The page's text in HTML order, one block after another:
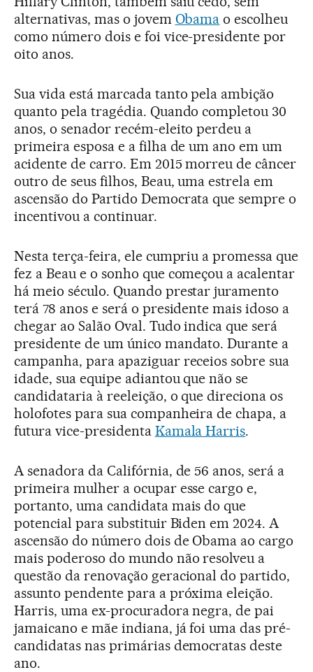
alternativas, mas o jovem Obama o escolheu
como número dois e foi vice-presidente por
oito anos.
Sua vida está marcada tanto pela ambição
quanto pela tragédia. Quando completou 30
anos, o senador recém-eleito perdeu a
primeira esposa e a filha de um ano em um
acidente de carro. Em 2015 morreu de câncer
outro de seus filhos, Beau, uma estrela em
ascensão do Partido Democrata que sempre o
incentivou a continuar.
Nesta terça-feira, ele cumpriu a promessa que
fez a Beau e o sonho que começou a acalentar
há meio século. Quando prestar juramento
terá 78 anos e será o presidente mais idoso a
chegar ao Salão Oval. Tudo indica que será
presidente de um único mandato. Durante a
campanha, para apaziguar receios sobre sua
idade, sua equipe adiantou que não se
candidataria à reeleição, o que direciona os
holofotes para sua companheira de chapa, a
futura vice-presidenta Kamala Harris.
A senadora da Califórnia, de 56 anos, será a
primeira mulher a ocupar esse cargo e,
portanto, uma candidata mais do que
potencial para substituir Biden em 2024. A
ascensão do número dois de Obama ao cargo
mais poderoso do mundo não resolveu a
questão da renovação geracional do partido,
assunto pendente para a próxima eleição.
Harris, uma ex-procuradora negra, de pai
jamaicano e mãe indiana, já foi uma das pré-
candidatas nas primárias democratas deste
ano.